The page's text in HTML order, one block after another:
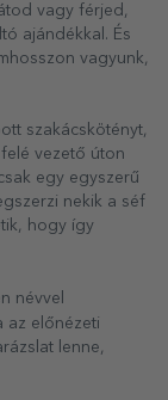
vagy férjed,
ajándékkal. És
vagyunk,
szakácskötényt,
vezető úton
egy egyszerű
nekik a séf
hogy így
névvel
az előnézeti
lenne,